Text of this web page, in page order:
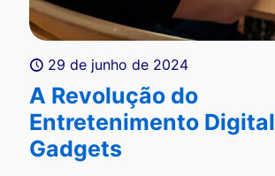
29 de junho de 2024
A Revolução do
Entretenimento
Gadgets